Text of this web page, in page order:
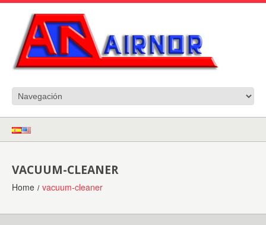
VACUUM-CLEANER
Home vacuum-cleaner